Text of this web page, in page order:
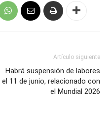
Artículo siguiente
Habrá suspensión de labores
el 11 de junio, relacionado con
el Mundial 2026